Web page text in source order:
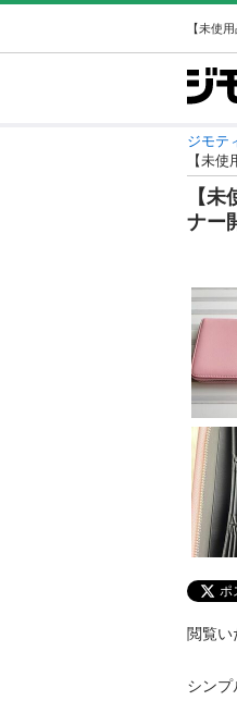
ジモテ
【未
【
ナー
ポ
閲覧い
シンプ